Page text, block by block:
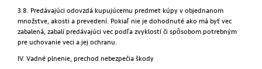
3.8. Predávajúci odovzdá kupujúcemu predmet kúpy v objednanom
množstve, akosti a prevedení. Pokiaľ nie je dohodnuté ako má byť vec
zabalená, zabalí predávajúci vec podľa zvyklostí či spôsobom potrebným
pre uchovanie veci a jej ochranu.
IV. Vadné plnenie, prechod nebezpečia škody